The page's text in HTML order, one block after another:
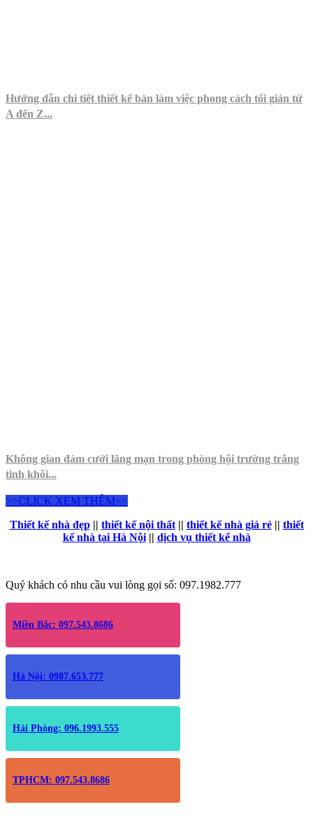
Hướng dẫn chi tiết thiết kế bàn làm việc phong cách tối giản từ
A đến Z...
Không gian đám cưới lãng mạn trong phòng hội trường trắng
tinh khôi...
>>CLICK XEM THÊM<<
Thiết kế nhà đẹp|| thiết kế nội thất|| thiết kế nhà giá rẻ || thiết
kế nhà tại Hà Nội|| dịch vụ thiết kế nhà
Quý khách có nhu cầu vui lòng gọi số: 097.1982.777
Miền Bắc: 097.543.8686
Hà Nội: 0987.653.777
Hải Phòng: 096.1993.555
TPHCM: 097.543.8686